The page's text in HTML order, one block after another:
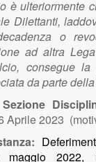
è ulteriormente
Dilettanti,
o
ad altra
consegue la
da parte
Aprile 2023
2022,